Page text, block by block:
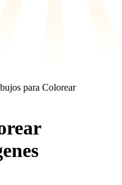
para Colorear